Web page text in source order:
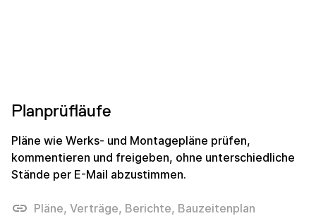
Planprüfläufe
Pläne wie Werks- und Montagepläne prüfen,
kommentieren und freigeben, ohne unterschiedliche
Stände per E-Mail abzustimmen.
Pläne, Verträge, Berichte, Bauzeitenplan